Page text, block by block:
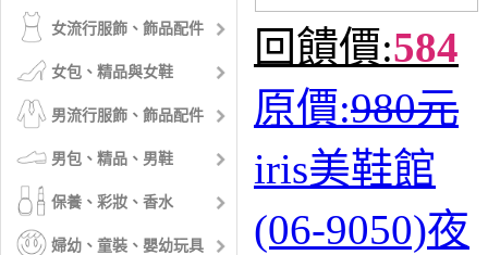
女流行服飾、飾品配件
女包、精品與女鞋
男流行服飾、飾品配件
男包、精品、男鞋
保養、彩妝、香水
婦幼、童裝、嬰幼玩具
回饋價:584
原價:980元
iris美鞋館
(06-9050)夜